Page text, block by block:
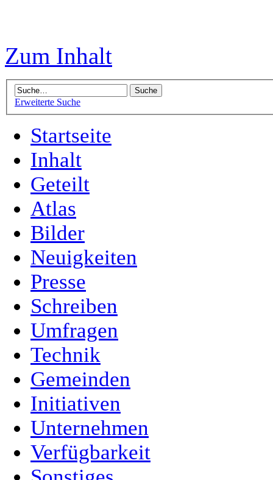
Zum Inhalt
Erweiterte Suche
Startseite
Inhalt
Geteilt
Atlas
Bilder
Neuigkeiten
Presse
Schreiben
Umfragen
Technik
Gemeinden
Initiativen
Unternehmen
Verfügbarkeit